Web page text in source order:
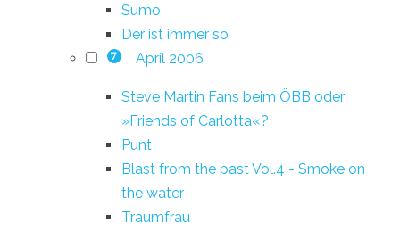
Sumo
Der ist immer so
7 April 2006
Steve Martin Fans beim ÖBB oder
»Friends of Carlotta«?
Punt
Blast from the past Vol.4 - Smoke on
the water
Traumfrau